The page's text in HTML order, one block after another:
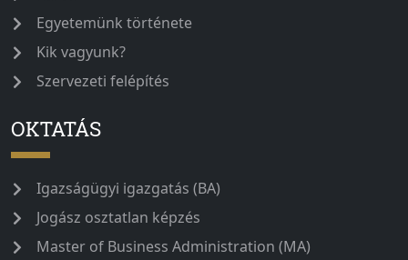
Egyetemünk története
Kik vagyunk?
Szervezeti felépítés
OKTATÁS
Igazságügyi igazgatás (BA)
Jogász osztatlan képzés
Master of Business Administration (MA)